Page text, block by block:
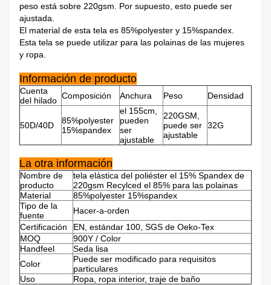
peso está sobre 220gsm. Por supuesto, esto puede ser
ajustada.
El material de esta tela es 85%polyester y 15%spandex.
Esta tela se puede utilizar para las polainas de las mujeres
y ropa.
Información de producto
Cuenta
del hilado Composición Anchura Peso Densidad
50D/40D
85%polyester
15%spandex
el 155cm,
pueden
ser
ajustable
220GSM,
puede ser
ajustable
32G
La otra información
Nombre de
producto
tela elástica del poliéster el 15% Spandex de
220gsm Recylced el 85% para las polainas
Material
85%polyester 15%spandex
Tipo de la
fuente
Hacer-a-orden
Certificación
EN, estándar 100, SGS de Oeko-Tex
MOQ
900Y / Color
Handfeel
Seda lisa
Color
Puede ser modificado para requisitos
particulares
Uso
Ropa, ropa interior, traje de baño